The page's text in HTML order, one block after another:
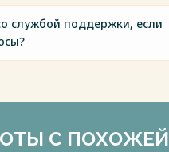
службой поддержки, если
С ПОХОЖЕЙ